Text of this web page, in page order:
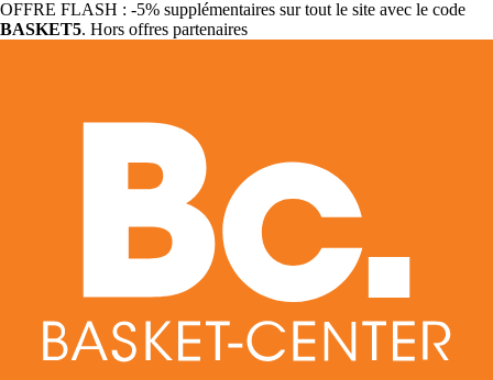
OFFRE FLASH : -5% supplémentaires sur tout le site avec le code
BASKET5. Hors offres partenaires